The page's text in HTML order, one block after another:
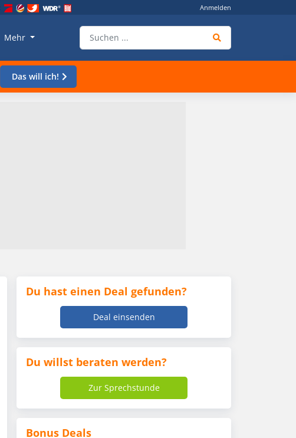
Anmelden
Mehr
Das will ich!
Du hast einen Deal gefunden?
Deal einsenden
Du willst beraten werden?
Zur Sprechstunde
Bonus Deals